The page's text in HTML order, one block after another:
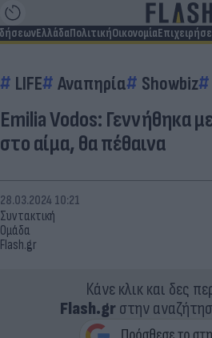
ΕλλάδαΠολιτικήΟικονομία
LIFE Αναπηρία Showbiz
Emilia Vodos: Γεννήθηκα
στο αίμα, θα πέθαινα
Συντακτική
Ομάδα
Flash.gr
28.03.2024 10:21
Κάνε κλικ και δες
Flash.grστην